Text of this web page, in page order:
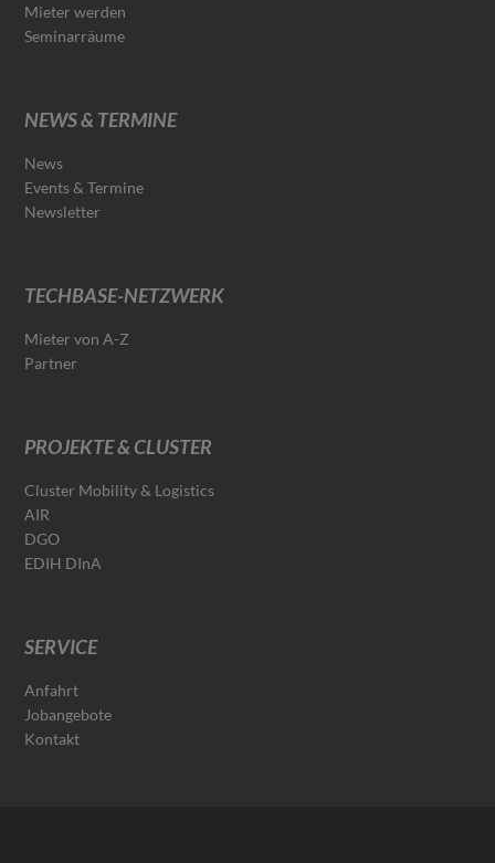
Mieter werden
Seminarräume
NEWS & TERMINE
News
Events & Termine
Newsletter
TECHBASE-NETZWERK
Mieter von A-Z
Partner
PROJEKTE & CLUSTER
Cluster Mobility & Logistics
AIR
DGO
EDIH DInA
SERVICE
Anfahrt
Jobangebote
Kontakt